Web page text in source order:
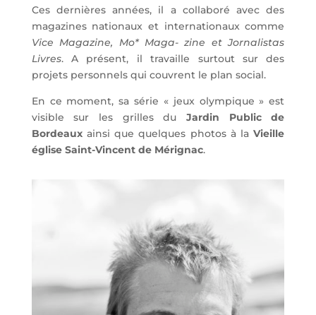
Ces dernières années, il a collaboré avec des
magazines nationaux et internationaux comme
Vice Magazine, Mo* Maga- zine et Jornalistas
Livres. A présent, il travaille surtout sur des
projets personnels qui couvrent le plan social.
En ce moment, sa série « jeux olympique » est
visible sur les grilles du Jardin Public de
Bordeauxainsi que quelques photos à laVieille
église Saint-Vincent de Mérignac.